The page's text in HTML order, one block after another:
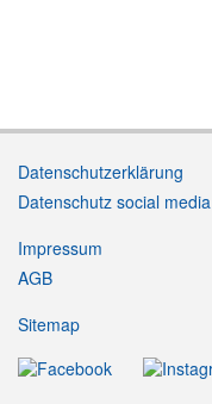
Datenschutzerklärung
Datenschutz social media
Impressum
AGB
Sitemap